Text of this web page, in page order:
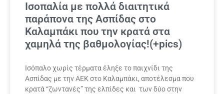
Ισοπαλία με πολλά διαιτητικά
παράπονα της Ασπίδας στο
Καλαμπάκι που την κρατά στα
χαμηλά της βαθμολογίας!(+pics)
Ισόπαλο χωρίς τέρματα έληξε το παιχνίδι της
Ασπίδας με την ΑΕΚ στο Καλαμπάκι, αποτέλεσμα που
κρατά “ζωντανές” της ελπίδες και των δύο στην